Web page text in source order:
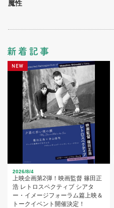
魔性
2026/8/4
上映企画第2弾！映画監督 篠田正
浩 レトロスペクティブ シアタ
ー・イメージフォーラム篇上映＆
トークイベント開催決定！